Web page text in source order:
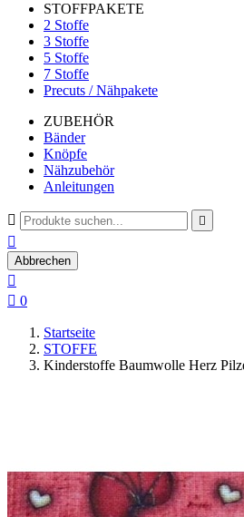
STOFFPAKETE
2 Stoffe
3 Stoffe
5 Stoffe
7 Stoffe
Precuts / Nähpakete
ZUBEHÖR
Bänder
Knöpfe
Nähzubehör
Anleitungen
 

Abbrechen

 0
Startseite
STOFFE
Kinderstoffe Baumwolle Herz